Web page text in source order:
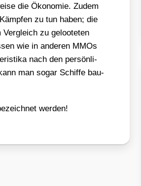
die Öko­no­mie. Zudem
zu tun haben; die
zu geloo­te­ten
wie in ande­ren MMOs
nach den per­sön­li­
man sogar Schif­fe bau­
wer­den!